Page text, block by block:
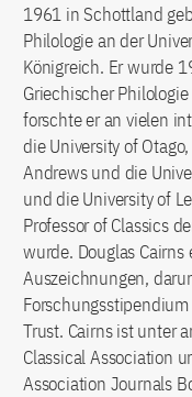
1961 in Schottland
Philologie an der
Königreich. Er wurde
Griechischer
forschte er an vielen
die University of
Andrews und die
und die University of
Professor of Classics
wurde. Douglas
Auszeichnungen,
Trust. Cairns ist unter
Classical Association
Association Journals